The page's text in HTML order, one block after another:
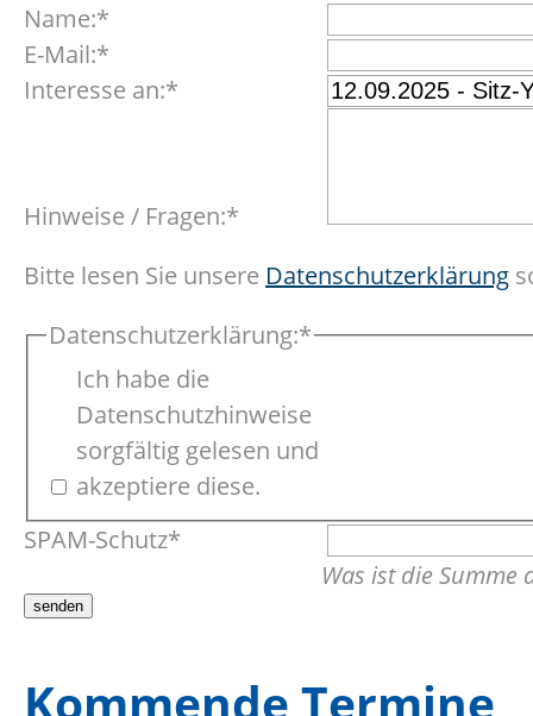
Pflichtfeld
Name:*
Pflichtfeld
E-Mail:*
Pflichtfeld
Interesse an:*
Pflichtfeld
Hinweise / Fragen:*
Bitte lesen Sie unsere Datenschutzerklärung
Pflichtfeld
Datenschutzerklärung:*
Ich habe die
Datenschutzhinweise
sorgfältig gelesen und
akzeptiere diese.
Pflichtfeld
SPAM-Schutz*
Was ist die Summe
senden
Kommende Termine